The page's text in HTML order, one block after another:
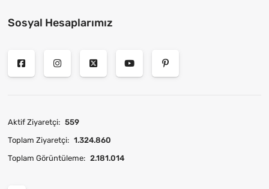
Sosyal Hesaplarımız
Aktif Ziyaretçi: 559
Toplam Ziyaretçi: 1.324.860
Toplam Görüntüleme: 2.181.014